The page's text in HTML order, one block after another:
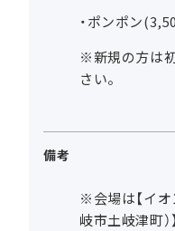
・ポンポン
※新規の方は
さい。
備考
※会場は【イ
岐市土岐津町）